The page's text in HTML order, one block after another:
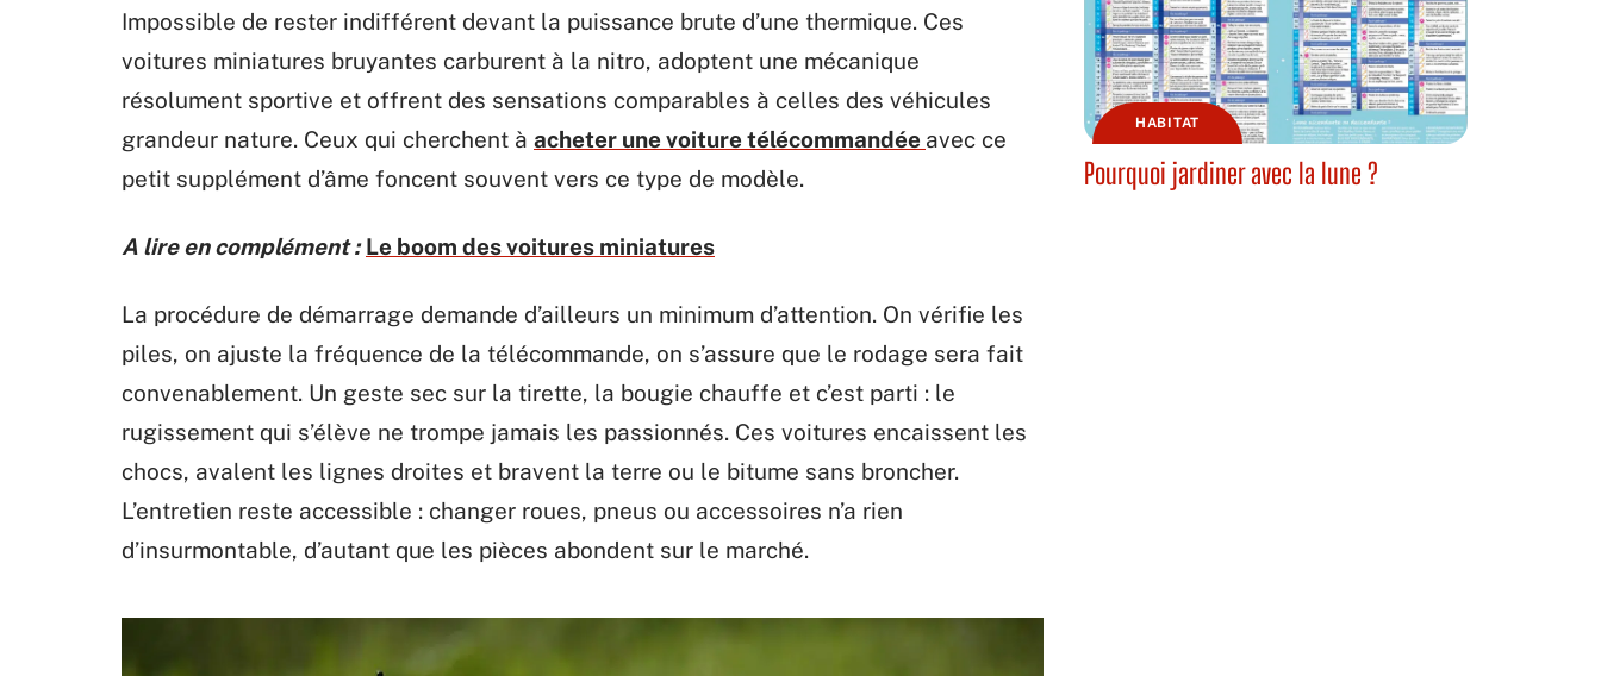
Impossible de rester indifférent devant la puissance brute d’une thermique. Ces
voitures miniatures bruyantes carburent à la nitro, adoptent une mécanique
résolument sportive et offrent des sensations comparables à celles des véhicules
grandeur nature. Ceux qui cherchent à acheter une voiture télécommandée avec ce
petit supplément d’âme foncent souvent vers ce type de modèle.
A lire en complément : Le boom des voitures miniatures
La procédure de démarrage demande d’ailleurs un minimum d’attention. On vérifie les
piles, on ajuste la fréquence de la télécommande, on s’assure que le rodage sera fait
convenablement. Un geste sec sur la tirette, la bougie chauffe et c’est parti : le
rugissement qui s’élève ne trompe jamais les passionnés. Ces voitures encaissent les
chocs, avalent les lignes droites et bravent la terre ou le bitume sans broncher.
L’entretien reste accessible : changer roues, pneus ou accessoires n’a rien
d’insurmontable, d’autant que les pièces abondent sur le marché.
HABITAT
Pourquoi jardiner avec la lune ?